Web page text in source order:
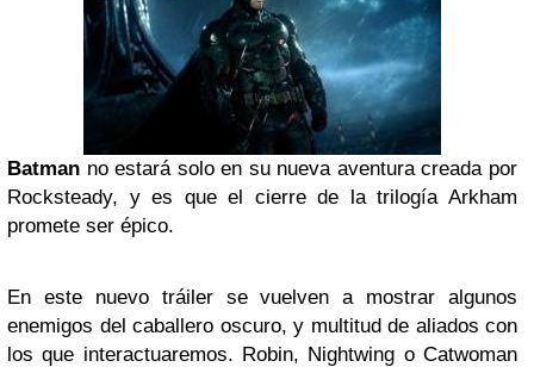
Batman no estará solo en su nueva aventura creada por
Rocksteady, y es que el cierre de la trilogía Arkham
promete ser épico.
En este nuevo tráiler se vuelven a mostrar algunos
enemigos del caballero oscuro, y multitud de aliados con
los que interactuaremos. Robin, Nightwing o Catwoman